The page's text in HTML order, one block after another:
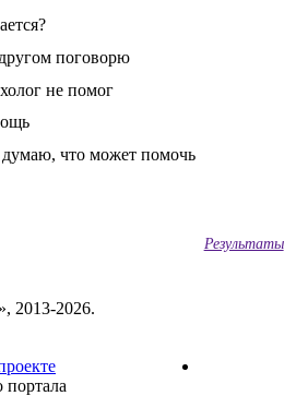
поговорю
не помог
что может помочь
Результаты
2013-2026.
портала